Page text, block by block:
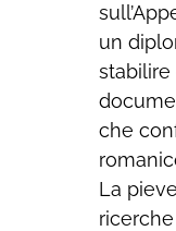
un
che
La